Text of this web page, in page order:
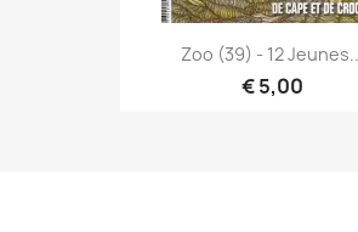
Zoo (39) - 12
€ 5,00